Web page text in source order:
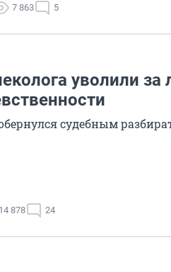
7 863 5
уволили за
судебным
14 878 24